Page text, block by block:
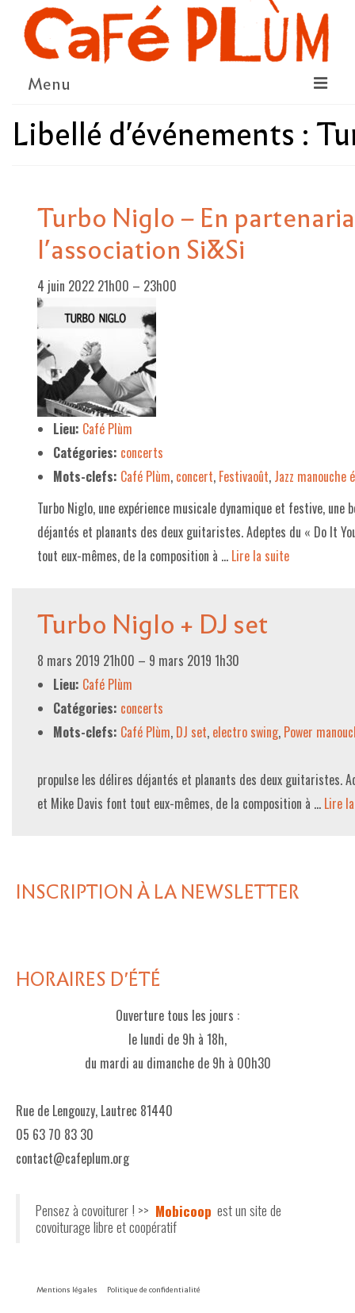
Menu
LE PROJET
NOUS SOUTENIR
LE PROGRAMME
DÉTAIL DES ÉVÉNEMENTS
LA SAISON CULTURELLE
AMI·ES ARTISTES
LE PROJET DE TERRITOIRE
LE CAFÉ/RESTO
LES FORMULES
LA CARTE
NOS FOURNISSEUR·EUSE·S
LA LIBRAIRIE
COMMANDER UN LIVRE
INFOS & ACCESSIBILITÉ
Libellé d'événements :
Turbo Niglo – En
l’association Si&Si
4 juin 2022 21h00 – 23h00
Lieu: Café Plùm
Catégories: concerts
Mots-clefs: Café Plùm, concert, Festivaoût, Jazz manouche
Turbo Niglo, une expérience musicale dynamique et festive, une
déjantés et planants des deux guitaristes. Adeptes du « Do It
tout eux-mêmes, de la composition à … Lire la suite­­
Turbo Niglo + DJ set
8 mars 2019 21h00 – 9 mars 2019 1h30
Lieu: Café Plùm
Catégories: concerts
Mots-clefs: Café Plùm, DJ set, electro swing, Power
propulse les délires déjantés et planants des deux guitaristes.
et Mike Davis font tout eux-mêmes, de la composition à … Lire
INSCRIPTION À LA NEWSLETTER
HORAIRES D'ÉTÉ
Ouverture tous les jours :
le lundi de 9h à 18h,
du mardi au dimanche de 9h à 00h30
Rue de Lengouzy, Lautrec 81440
05 63 70 83 30
contact@cafeplum.org
Pensez à covoiturer ! >> Mobicoop est un site de
covoiturage libre et coopératif
Mentions légales Politique de confidentialité